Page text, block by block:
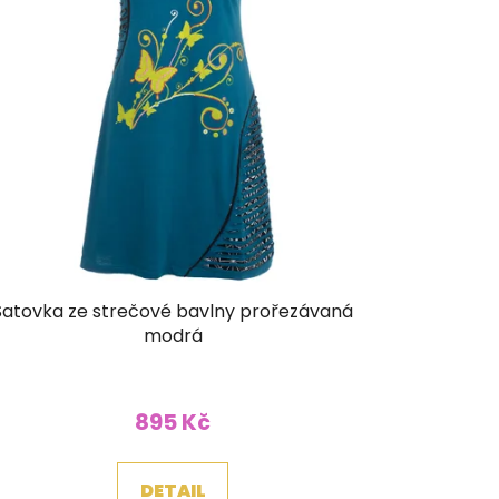
ze strečové bavlny prořezávaná
modrá
895 Kč
DETAIL